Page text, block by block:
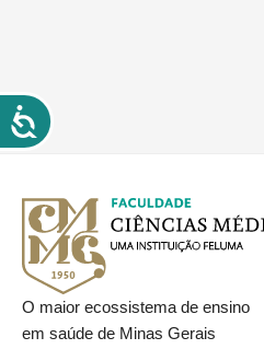
O maior ecossistema de ensino
em saúde de Minas Gerais